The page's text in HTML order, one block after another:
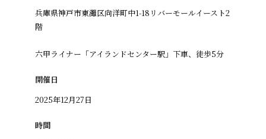
兵庫県神戸市東灘区向洋町中1-18リバーモールイースト2
階
六甲ライナー「アイランドセンター駅」下車、徒歩5分
開催日
2025年12月27日
時間